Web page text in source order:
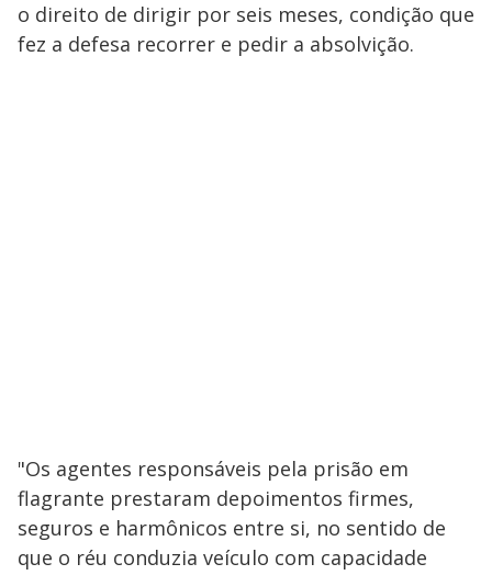
o direito de dirigir por seis meses, condição que
fez a defesa recorrer e pedir a absolvição.
"Os agentes responsáveis pela prisão em
flagrante prestaram depoimentos firmes,
seguros e harmônicos entre si, no sentido de
que o réu conduzia veículo com capacidade